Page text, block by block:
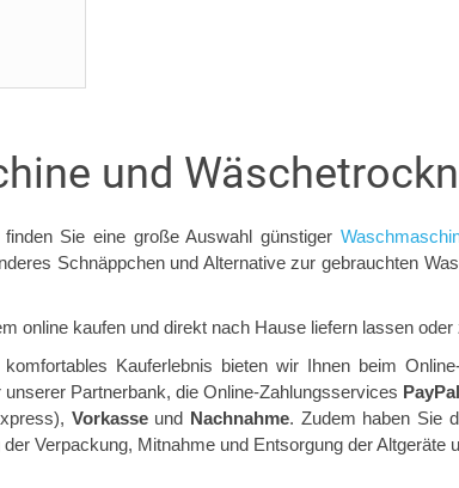
und
Sie eine große Auswahl günstiger
Schnäppchen und Alternative zur gebrauchten
online kaufen und direkt nach Hause liefern lassen
Kauferlebnis bieten wir Ihnen beim
Partnerbank, die Online-Zahlungsservices PayPal
Vorkasseund Nachnahme. Zudem haben Sie
Verpackung, Mitnahme und Entsorgung der Altgeräte